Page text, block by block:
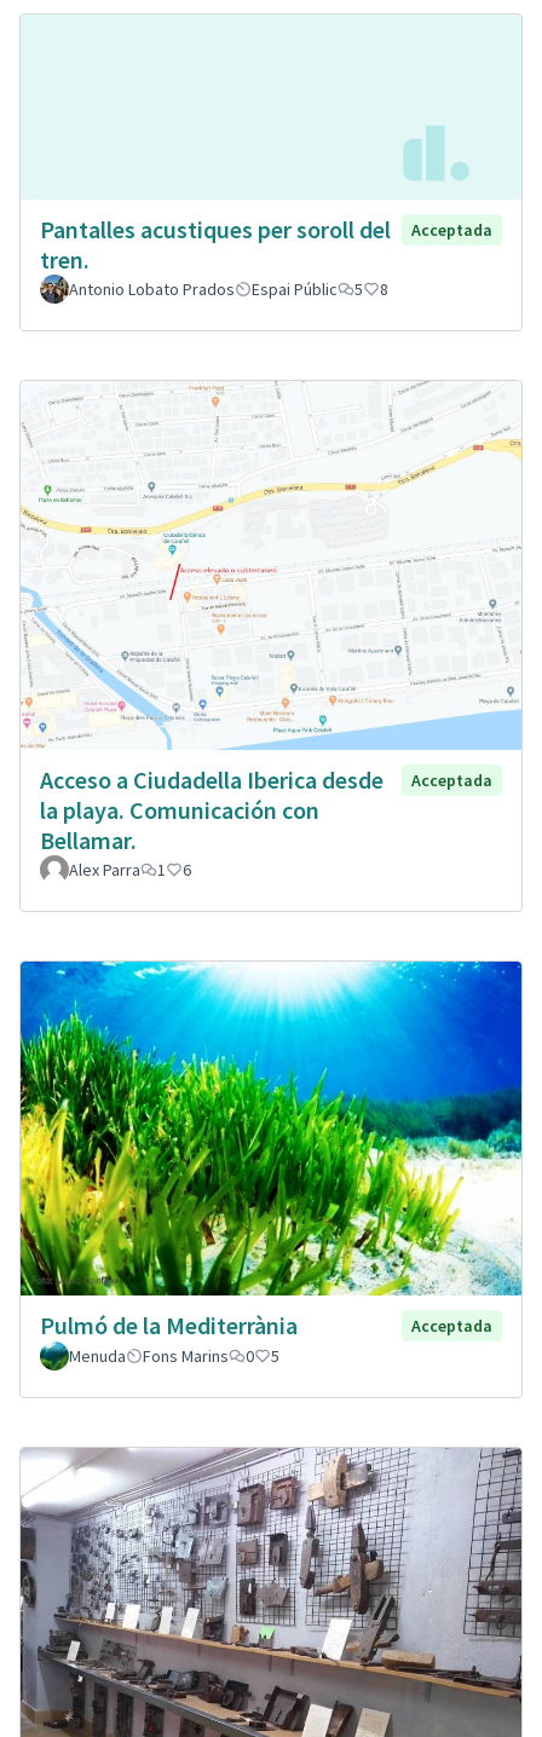
Pantalles acustiques per soroll del
tren.
Acceptada
Antonio Lobato Prados Espai Públic 5 8
Acceso a Ciudadella Iberica desde
la playa. Comunicación con
Bellamar.
Acceptada
Alex Parra 1 6
Pulmó de la Mediterrània
Acceptada
Menuda
Fons Marins 0 5